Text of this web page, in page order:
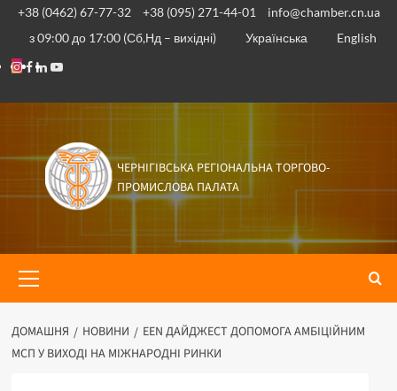
Перейти
вмісту
+38 (0462) 67-77-32 +38 (095) 271-44-01
info@chamber.cn.ua
з 09:00 до 17:00 (Сб,Нд – вихідні)
Українська
English
Instagram
Facebook
Linkedin
Youtube
ЧЕРНІГІВСЬКА РЕГІОНАЛЬНА ТОРГОВО-
ПРОМИСЛОВА ПАЛАТА
меню
ДОМАШНЯ НОВИНИ
EEN ДАЙДЖЕСТ ДОПОМОГА АМБІЦІЙНИМ
МСП У ВИХОДІ НА МІЖНАРОДНІ РИНКИ